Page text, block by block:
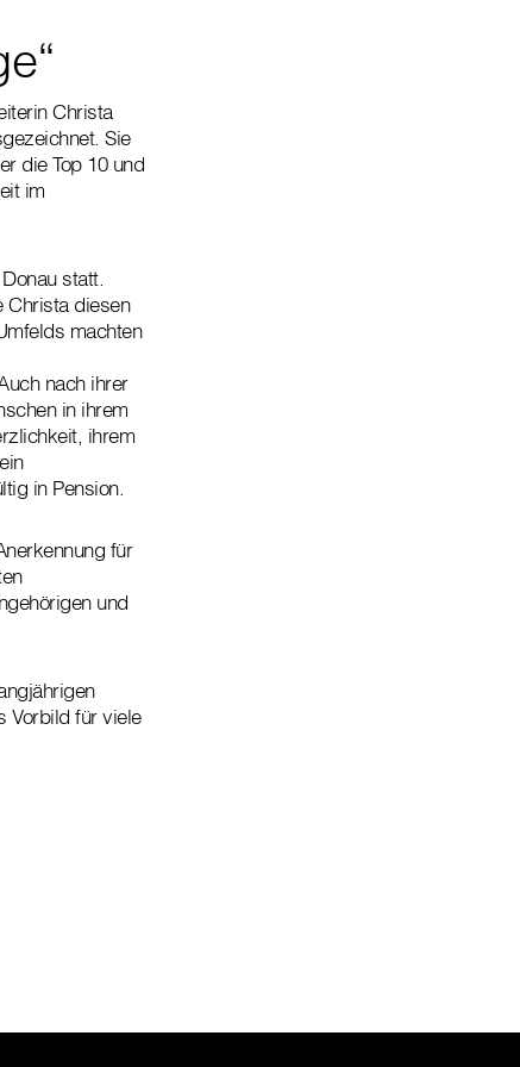
Christa
Sie
die Top 10 und
im
statt.
Christa diesen
machten
nach ihrer
in ihrem
ihrem
in Pension.
für
und
Vorbild für viele